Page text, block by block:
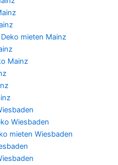
mieten Mainz
Mainz
Wiesbaden
mieten Wiesbaden